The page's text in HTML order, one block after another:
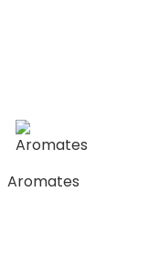
Aromates